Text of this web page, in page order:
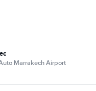
Marrakech Airport